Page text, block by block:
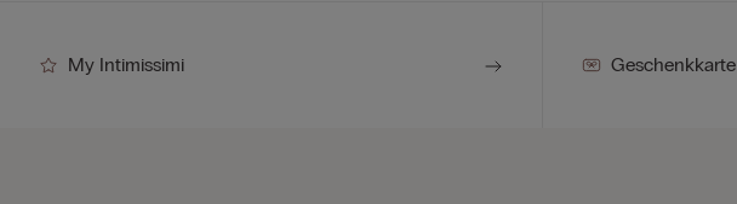
My Intimissimi Geschenkkarte